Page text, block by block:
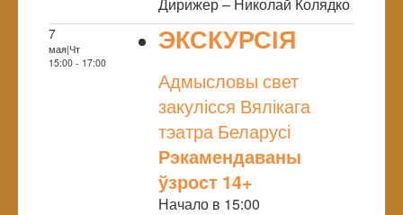
7
мая|Чт
15:00 - 17:00
ЭКСКУРСІЯ
Адмысловы свет
закулісся Вялікага
тэатра Беларусі
Рэкамендаваны
ўзрост 14+
Начало в 15:00